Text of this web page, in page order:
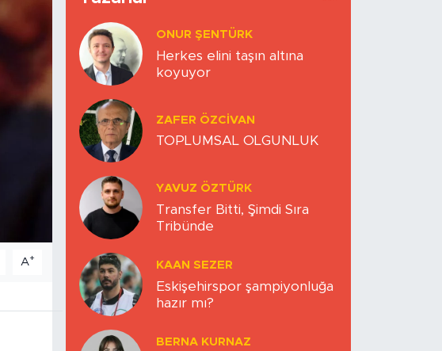
A+
ONUR ŞENTÜRK
Herkes elini taşın altına
koyuyor
ZAFER ÖZCIVAN
TOPLUMSAL OLGUNLUK
YAVUZ ÖZTÜRK
Transfer Bitti, Şimdi Sıra
Tribünde
KAAN SEZER
Eskişehirspor şampiyonluğa
hazır mı?
BERNA KURNAZ